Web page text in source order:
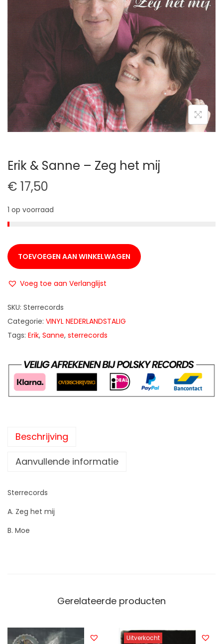
t
i
e
u
d
Erik & Sanne – Zeg het mij
€ 17,50
1 op voorraad
TOEVOEGEN AAN WINKELWAGEN
Voeg toe aan Verlanglijst
SKU: Sterrecords
Categorie: VINYL NEDERLANDSTALIG
Tags: Erik, Sanne, sterrecords
Beschrijving
Aanvullende informatie
Sterrecords
A. Zeg het mij
B. Moe
Gerelateerde producten
Uitverkocht